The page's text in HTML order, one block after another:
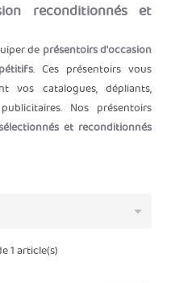
reconditionnés et
de présentoirs d'occasion
. Ces présentoirs vous
vos catalogues, dépliants,
Nos présentoirs
et reconditionnés

1 article(s)